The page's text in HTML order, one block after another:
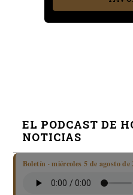
EL PODCAST DE
NOTICIAS
Boletín · miércoles 5 de agosto de